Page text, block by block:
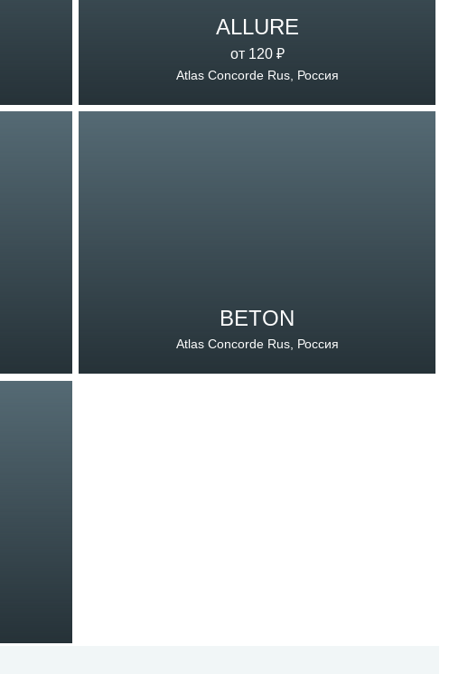
ALLURE
от 120 ₽
Atlas Concorde Rus, Россия
BETON
Atlas Concorde Rus, Россия